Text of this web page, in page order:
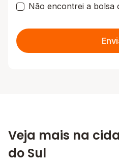
Não encontrei a bolsa
Veja mais na
do Sul